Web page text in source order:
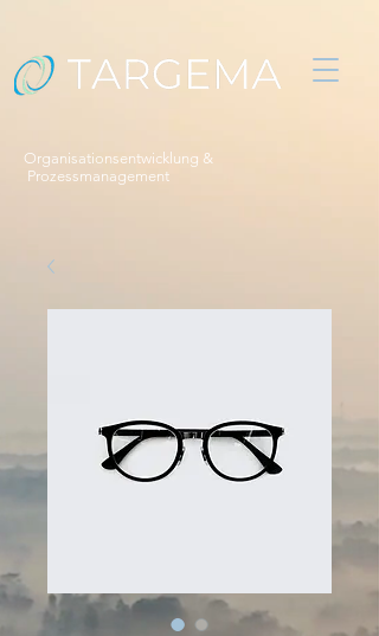
Organisationsentwicklung &
Prozessmanagement